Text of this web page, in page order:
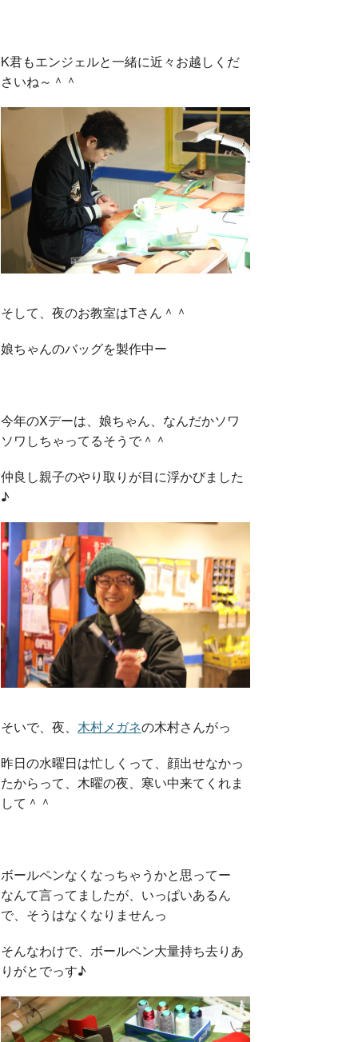
K君もエンジェルと一緒に近々お越しくだ
さいね～＾＾
そして、夜のお教室はTさん＾＾
娘ちゃんのバッグを製作中ー
今年のXデーは、娘ちゃん、なんだかソワ
ソワしちゃってるそうで＾＾
仲良し親子のやり取りが目に浮かびました
♪
そいで、夜、 木村メガネの木村さんがっ
昨日の水曜日は忙しくって、顔出せなかっ
たからって、木曜の夜、寒い中来てくれま
して＾＾
ボールペンなくなっちゃうかと思ってー
なんて言ってましたが、いっぱいあるん
で、そうはなくなりませんっ
そんなわけで、ボールペン大量持ち去りあ
りがとでっす♪